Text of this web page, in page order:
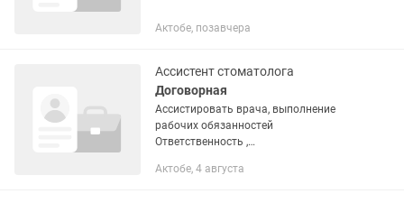
Актобе, позавчера
Ассистент стоматолога
Договорная
Ассистировать врача, выполнение
рабочих обязанностей
Ответственность ,
умение работать в команде
Актобе, 4 августа